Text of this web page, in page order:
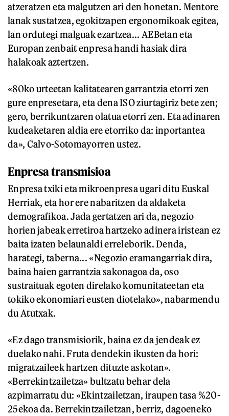
atzeratzen eta malgutzen ari den honetan. Mentore
lanak sustatzea, egokitzapen ergonomikoak egitea,
lan ordutegi malguak ezartzea... AEBetan eta
Europan zenbait enpresa handi hasiak dira
halakoak aztertzen.
«80ko urteetan kalitatearen garrantzia etorri zen
gure enpresetara, eta dena ISO ziurtagiriz bete zen;
gero, berrikuntzaren olatua etorri zen. Eta adinaren
kudeaketaren aldia ere etorriko da: inportantea
da», Calvo-Sotomayorren ustez.
Enpresa transmisioa
Enpresa txiki eta mikroenpresa ugari ditu Euskal
Herriak, eta hor ere nabaritzen da aldaketa
demografikoa. Jada gertatzen ari da, negozio
horien jabeak erretiroa hartzeko adinera iristean ez
baita izaten belaunaldi erreleborik. Denda,
harategi, taberna... «Negozio eramangarriak dira,
baina haien garrantzia sakonagoa da, oso
sustraituak egoten direlako komunitateetan eta
tokiko ekonomiari eusten diotelako», nabarmendu
du Atutxak.
«Ez dago transmisiorik, baina ez da jendeak ez
duelako nahi. Fruta dendekin ikusten da hori:
migratzaileek hartzen dituzte askotan».
«Berrekintzailetza» bultzatu behar dela
azpimarratu du: «Ekintzailetzan, iraupen tasa %20-
25ekoa da. Berrekintzailetzan, berriz, dagoeneko